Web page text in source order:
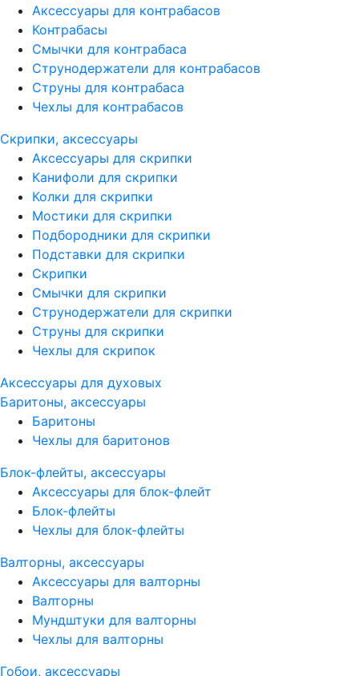
Аксессуары для контрабасов
Контрабасы
Смычки для контрабаса
Струнодержатели для контрабасов
Струны для контрабаса
Чехлы для контрабасов
Скрипки, аксессуары
Аксессуары для скрипки
Канифоли для скрипки
Колки для скрипки
Мостики для скрипки
Подбородники для скрипки
Подставки для скрипки
Скрипки
Смычки для скрипки
Струнодержатели для скрипки
Струны для скрипки
Чехлы для скрипок
Аксессуары для духовых
Баритоны, аксессуары
Баритоны
Чехлы для баритонов
Блок-флейты, аксессуары
Аксессуары для блок-флейт
Блок-флейты
Чехлы для блок-флейты
Валторны, аксессуары
Аксессуары для валторны
Валторны
Мундштуки для валторны
Чехлы для валторны
Гобои, аксессуары